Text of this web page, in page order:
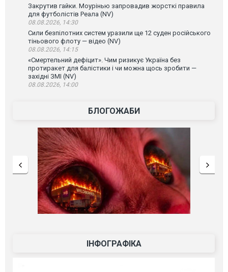
Закрутив гайки. Моурінью запровадив жорсткі правила
для футболістів Реала (NV)
08.08.2026, 14:30
Сили безпілотних систем уразили ще 12 суден російського
тіньового флоту — відео (NV)
08.08.2026, 14:15
«Смертельний дефіцит». Чим ризикує Україна без
протиракет для балістики і чи можна щось зробити —
західні ЗМІ (NV)
08.08.2026, 14:00
БЛОГОЖАБИ
ІНФОГРАФІКА